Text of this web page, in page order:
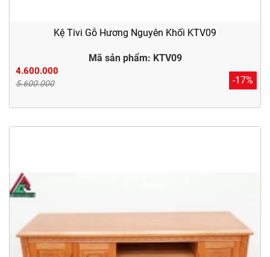
Kệ Tivi Gỗ Hương Nguyên Khối KTV09
Mã sản phẩm: KTV09
4.600.000
5.600.000 -17%